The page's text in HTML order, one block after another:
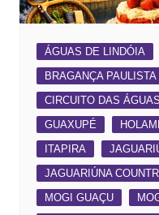
ÁGUAS DE LINDÓIA
BRAGANÇA PAULISTA
CIRCUITO DAS
GUAXUPÉ
ITAPIRA
JAGUARIÚNA
MOGI GUAÇU